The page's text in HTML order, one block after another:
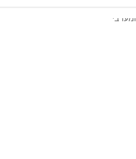
ורשות המיסים: בזמן שישנתם
יגורו פה צריך לעודד את זה.